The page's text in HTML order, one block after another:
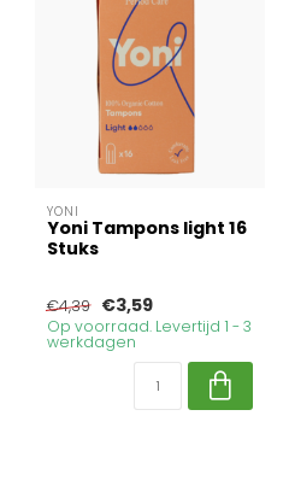
YONI
Yoni Tampons light 16
Stuks
€4,39 €3,59
Op voorraad. Levertijd 1 - 3
werkdagen